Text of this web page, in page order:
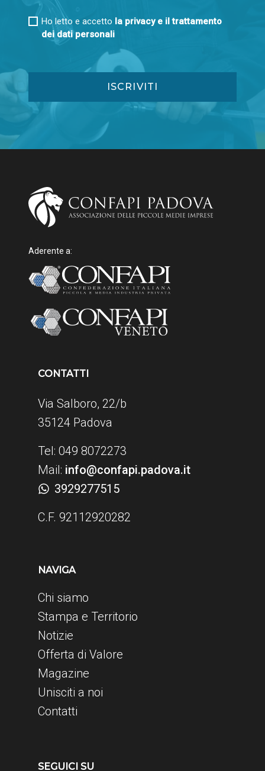
Ho letto e accetto la privacy e il trattamento
dei dati personali
Aderente a:
CONTATTI
Via Salboro, 22/b
35124 Padova
Tel: 049 8072273
Mail: info@confapi.padova.it
3929277515
C.F. 92112920282
NAVIGA
Chi siamo
Stampa e Territorio
Notizie
Offerta di Valore
Magazine
Unisciti a noi
Contatti
SEGUICI SU